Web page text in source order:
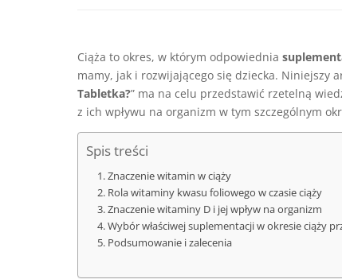
Ciąża to okres, w którym odpowiednia
mamy, jak i rozwijającego się dziecka. Niniejszy
Tabletka?” ma na celu przedstawić rzetelną
z ich wpływu na organizm w tym szczególnym
Spis treści
Znaczenie witamin w ciąży
Rola witaminy kwasu foliowego w czasie ciąży
Znaczenie witaminy D i jej wpływ na organizm
Wybór właściwej suplementacji w okresie ciąży
Podsumowanie i zalecenia